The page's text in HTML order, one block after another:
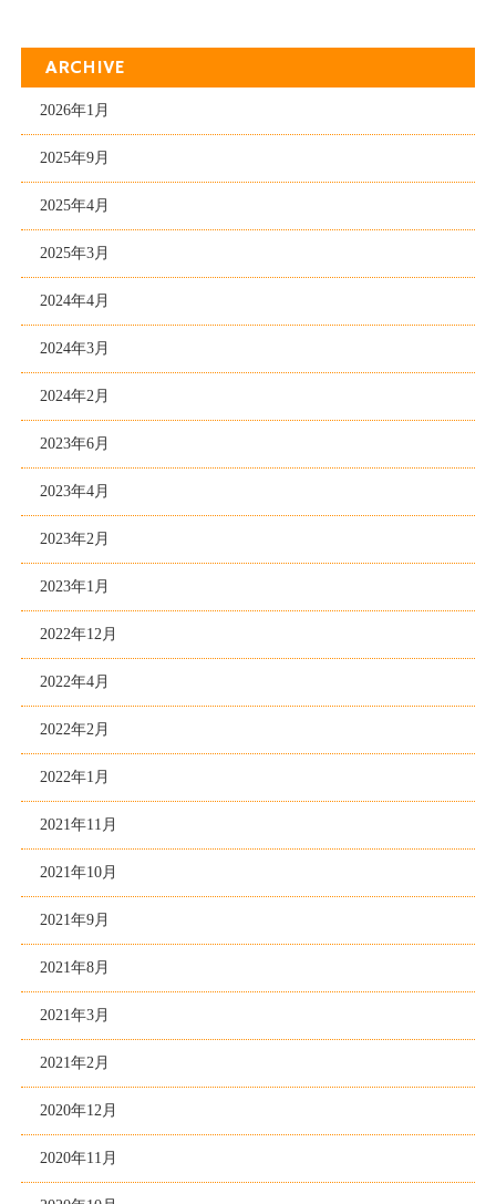
ARCHIVE
2026年1月
2025年9月
2025年4月
2025年3月
2024年4月
2024年3月
2024年2月
2023年6月
2023年4月
2023年2月
2023年1月
2022年12月
2022年4月
2022年2月
2022年1月
2021年11月
2021年10月
2021年9月
2021年8月
2021年3月
2021年2月
2020年12月
2020年11月